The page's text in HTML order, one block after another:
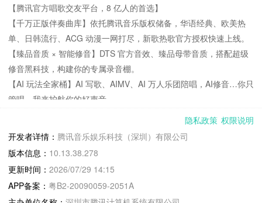
【腾讯官方唱歌交友平台，8 亿人的首选】
【千万正版伴奏曲库】依托腾讯音乐版权储备，华语经典、欧美热
单、日韩流行、ACG 动漫一网打尽，新歌热歌官方授权快速上线。
【臻品音质 × 智能修音】DTS 官方音效、臻品母带音质，搭配超级
修音黑科技，构建你的专属录音棚。
【AI 玩法全家桶】AI 写歌、AIMV、AI 万人乐团陪唱，AI修音…你只
管唱，我来护航你的好声音。
【歌房：欢唱互动，以歌会友】多人实时合唱、跨房 PK、明星同
【全场景欢唱】手机、电视、车内全场景K歌，任何你想唱的时候，
我在
全民K歌更新说明：
隐私政策 权限说明
开发者详情： 腾讯音乐娱乐科技（深圳）有限公司
版本信息： 10.13.38.278
更新时间： 2026/07/29 14:15
APP备案： 粤B2-20090059-2051A